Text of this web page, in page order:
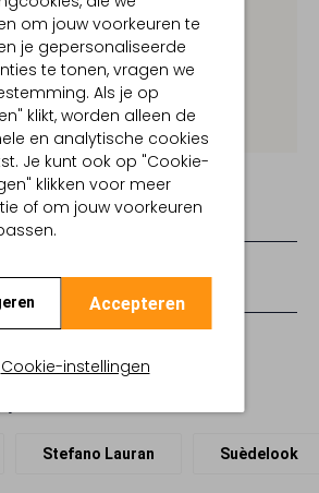
om jouw voorkeuren te
je gepersonaliseerde
te tonen, vragen we
Als je op
klikt, worden alleen de
en analytische cookies
Je kunt ook op "Cookie-
klikken voor meer
of om jouw voorkeuren
Accepteren
Cookie-instellingen
vanaf € 100,-
binnen 30 dagen
Stefano Lauran Suèdelook